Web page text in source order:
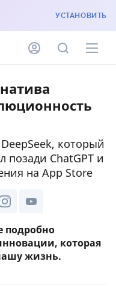
УСТАНОВИТЬ
который
позади ChatGPT и
на App Store
подробно
которая
жизнь.